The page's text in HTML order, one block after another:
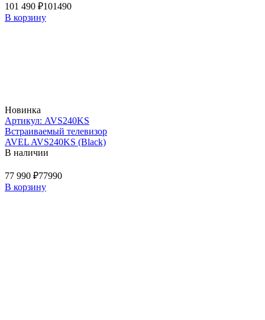
101 490 ₽101490
В корзину
Новинка
Артикул: AVS240KS
Встраиваемый телевизор
AVEL AVS240KS (Black)
В наличии
77 990 ₽77990
В корзину